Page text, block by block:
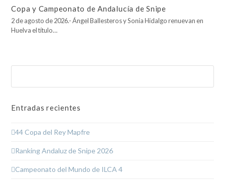
Copa y Campeonato de Andalucía de Snipe
2 de agosto de 2026.- Ángel Ballesteros y Sonia Hidalgo renuevan en
Huelva el título…
Entradas recientes
44 Copa del Rey Mapfre
Ranking Andaluz de Snipe 2026
Campeonato del Mundo de ILCA 4